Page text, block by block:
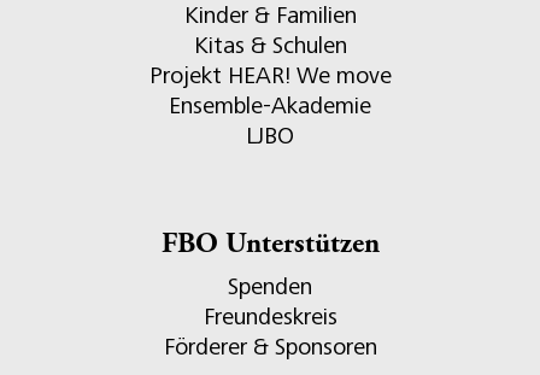
Kinder & Familien
Kitas & Schulen
Projekt HEAR! We move
Ensemble-Akademie
LJBO
FBO Unterstützen
Spenden
Freundeskreis
Förderer & Sponsoren